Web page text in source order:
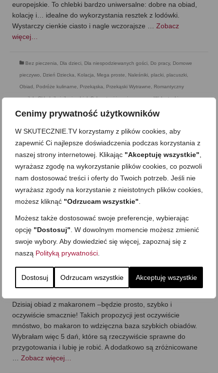
Cenimy prywatność użytkowników
W SKUTECZNIE.TV korzystamy z plików cookies, aby
zapewnić Ci najlepsze doświadczenia podczas korzystania z
naszej strony internetowej. Klikając "Akceptuję wszystkie"
wyrażasz zgodę na wykorzystanie plików cookies, co pozwoli
nam dostosować treści i oferty do Twoich potrzeb. Jeśli nie
wyrażasz zgody na korzystanie z nieistotnych plików cookies,
możesz kliknąć "Odrzucam wszystkie"
Możesz także dostosować swoje preferencje, wybierając
opcję "Dostosuj" . W dowolnym momencie możesz zmienić
swoje wybory. Aby dowiedzieć się więcej, zapoznaj się z
naszą Polityką prywatności
Dostosuj Odrzucam wszystkie Akceptuję wszystkie
europejskie. To chlebki bardzo uniwersalne: dobre na obiad,
kolację i… idealne do wykorzystania resztek z lodówki.
Wystarczy cienkie ciasto i nagle wczorajsze … Zobacz
więcej…
Bez pieczenia, Dla dzieci, Dla niespodziewanych gości, Do pracy, Domowe
pieczywo, Dzień Dziecka, Kolacja, Mega proste, Naleśniki, placki, placuszki,
Obiad , Podróże kulinarne, Przekąska, Przekąski Wytrawne, Romantyczny
posiłek,Składnik: jajka i nabiał,Sylwester i inne imprezowe,Walentynki
Obiad z makaronem: 5 domowych
przepisów
on24 STYCZNIA 2026 zBRAK KOMENTARZY
Dzisiaj obiad z makaronem –będzie prosto, szybko i
oczywiście smacznie! Takich propozycji jest oczywiście
mnóstwo, bo makaron to wdzięczna baza szybkich obiadów.
Wybrałam więc 5 dań, które są rzeczywiście sprawne do
przygotowania i lubię je robić. A dodatkowo są zróżnicowane
Zobacz więcej…